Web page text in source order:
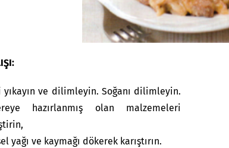
yıkayın ve dilimleyin. Soğanı dilimleyin.
hazırlanmış olan malzemeleri
yağı ve kaymağı dökerek karıştırın.